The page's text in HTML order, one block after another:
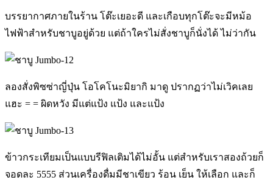
บรรยากาศภายในร้าน โต๊ะเยอะดี และเกือบทุกโต๊ะจะมีหม้อ
ไฟฟ้าสำหรับชาบูอยู่ด้วย แต่ถ้าใครไม่สั่งชาบูก็นั่งได้ ไม่ว่ากัน
ลองสั่งพิซซ่าญี่ปุ่น โอโคโนะมิยากิ มาดู ปรากฏว่าไม่เวิคเลย
แฮะ = = ผิดหวัง มีแต่แป้ง แป้ง และแป้ง
ข้าวกระเทียมเป็นแบบรีฟิลเติมได้ไม่อั้น แต่สำหรับเราสองถ้วยก็
จอดละ 5555 ส่วนเครื่องดื่มมีชาเขียว ร้อน เย็น ให้เลือก และก็